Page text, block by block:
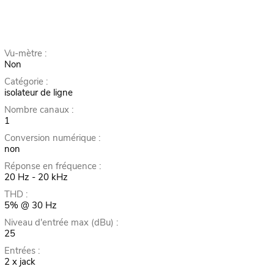
Vu-mètre :
Non
Catégorie :
isolateur de ligne
Nombre canaux :
1
Conversion numérique :
non
Réponse en fréquence :
20 Hz - 20 kHz
THD :
5% @ 30 Hz
Niveau d'entrée max (dBu) :
25
Entrées :
2 x jack